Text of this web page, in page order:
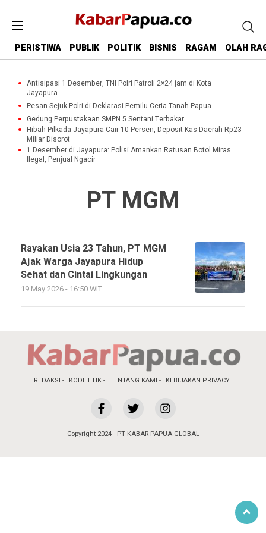
PERISTIWA PUBLIK POLITIK BISNIS RAGAM OLAH
Antisipasi 1 Desember, TNI Polri Patroli 2×24 jam di Kota
Jayapura
Pesan Sejuk Polri di Deklarasi Pemilu Ceria Tanah Papua
Gedung Perpustakaan SMPN 5 Sentani Terbakar
Hibah Pilkada Jayapura Cair 10 Persen, Deposit Kas Daerah Rp23
Miliar Disorot
1 Desember di Jayapura: Polisi Amankan Ratusan Botol Miras
Ilegal, Penjual Ngacir
PT MGM
Rayakan Usia 23 Tahun, PT MGM
Ajak Warga Jayapura Hidup
Sehat dan Cintai Lingkungan
19 May 2026 - 16:50 WIT
REDAKSI KODE ETIK TENTANG KAMI KEBIJAKAN PRIVACY
Copyright 2024 - PT KABAR PAPUA GLOBAL